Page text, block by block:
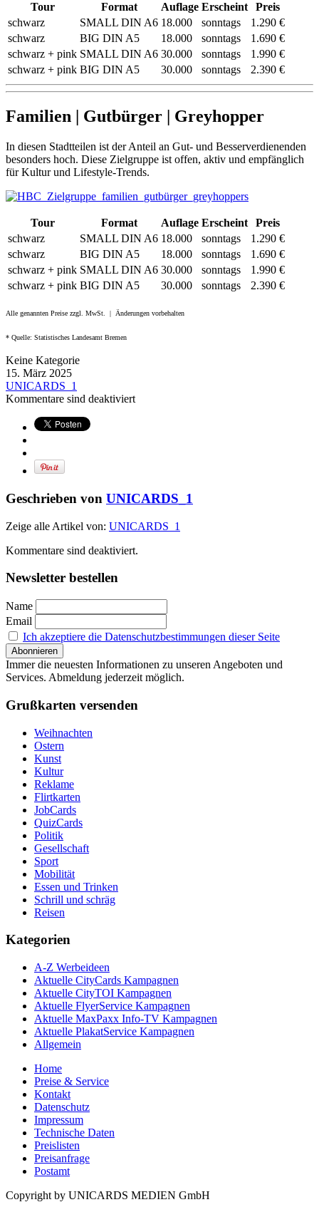
Tour Format Auflage Erscheint
Preis
schwarz
SMALL DIN A6 18.000 sonntags
1.290 €
schwarz
BIG DIN A5 18.000 sonntags
1.690 €
schwarz + pink SMALL DIN A6 30.000 sonntags
1.990 €
schwarz + pink BIG DIN A5 30.000 sonntags 2.390 €
Familien | Gutbürger | Greyhopper
In diesen Stadtteilen ist der Anteil an Gut- und Besserverdienenden
besonders hoch. Diese Zielgruppe ist offen, aktiv und empfänglich
für Kultur und Lifestyle-Trends.
Tour Format Auflage Erscheint
Preis
schwarz
SMALL DIN A6 18.000 sonntags
1.290 €
schwarz
BIG DIN A5 18.000 sonntags
1.690 €
schwarz + pink SMALL DIN A6 30.000 sonntags
1.990 €
schwarz + pink BIG DIN A5 30.000 sonntags 2.390 €
Alle genannten Preise zzgl. MwSt. | Änderungen vorbehalten
* Quelle: Statistisches Landesamt Bremen
Keine Kategorie
15. März 2025
UNICARDS_1
Kommentare sind deaktiviert
Geschrieben von UNICARDS_1
Zeige alle Artikel von: UNICARDS_1
Kommentare sind deaktiviert.
Newsletter bestellen
Name
Email
Ich akzeptiere die Datenschutzbestimmungen dieser Seite
Immer die neuesten Informationen zu unseren Angeboten und
Services. Abmeldung jederzeit möglich.
Grußkarten versenden
Weihnachten
Ostern
Kunst
Kultur
Reklame
Flirtkarten
JobCards
QuizCards
Politik
Gesellschaft
Sport
Mobilität
Essen und Trinken
Schrill und schräg
Reisen
Kategorien
A-Z Werbeideen
Aktuelle CityCards Kampagnen
Aktuelle CityTOI Kampagnen
Aktuelle FlyerService Kampagnen
Aktuelle MaxPaxx Info-TV Kampagnen
Aktuelle PlakatService Kampagnen
Allgemein
Home
Preise & Service
Kontakt
Datenschutz
Impressum
Technische Daten
Preislisten
Preisanfrage
Postamt
Copyright by UNICARDS MEDIEN GmbH